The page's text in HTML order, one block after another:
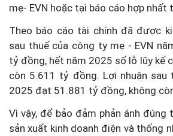
mẹ- EVN hoặc tại báo cáo hợp nhất
Theo báo cáo tài chính đã được
sau thuế của công ty mẹ - EVN
tỷ đồng, hết năm 2025 số lỗ lũy kế
còn 5.611 tỷ đồng. Lợi nhuận sau
2025 đạt 51.881 tỷ đồng, không
Vì vậy, để bảo đảm phản ánh đúng
sản xuất kinh doanh điện và thống